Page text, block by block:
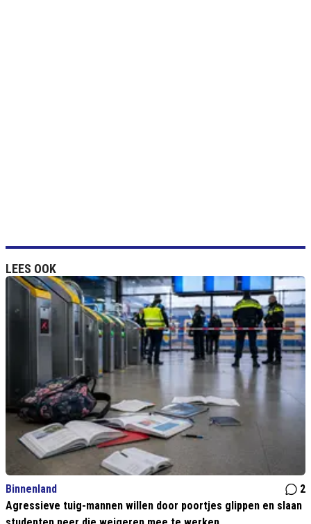
LEES OOK
Binnenland
2
Agressieve tuig-mannen willen door poortjes glippen en slaan